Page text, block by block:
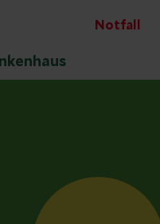
Notfall